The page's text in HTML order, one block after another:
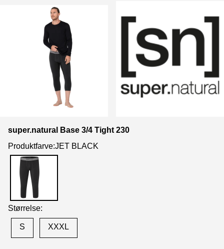
super.natural Base 3/4 Tight 230
Produktfarve:JET BLACK
Størrelse:
S XXXL